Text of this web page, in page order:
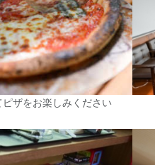
ザをお楽しみください